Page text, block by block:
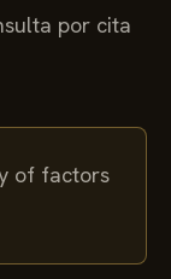
por cita
of factors